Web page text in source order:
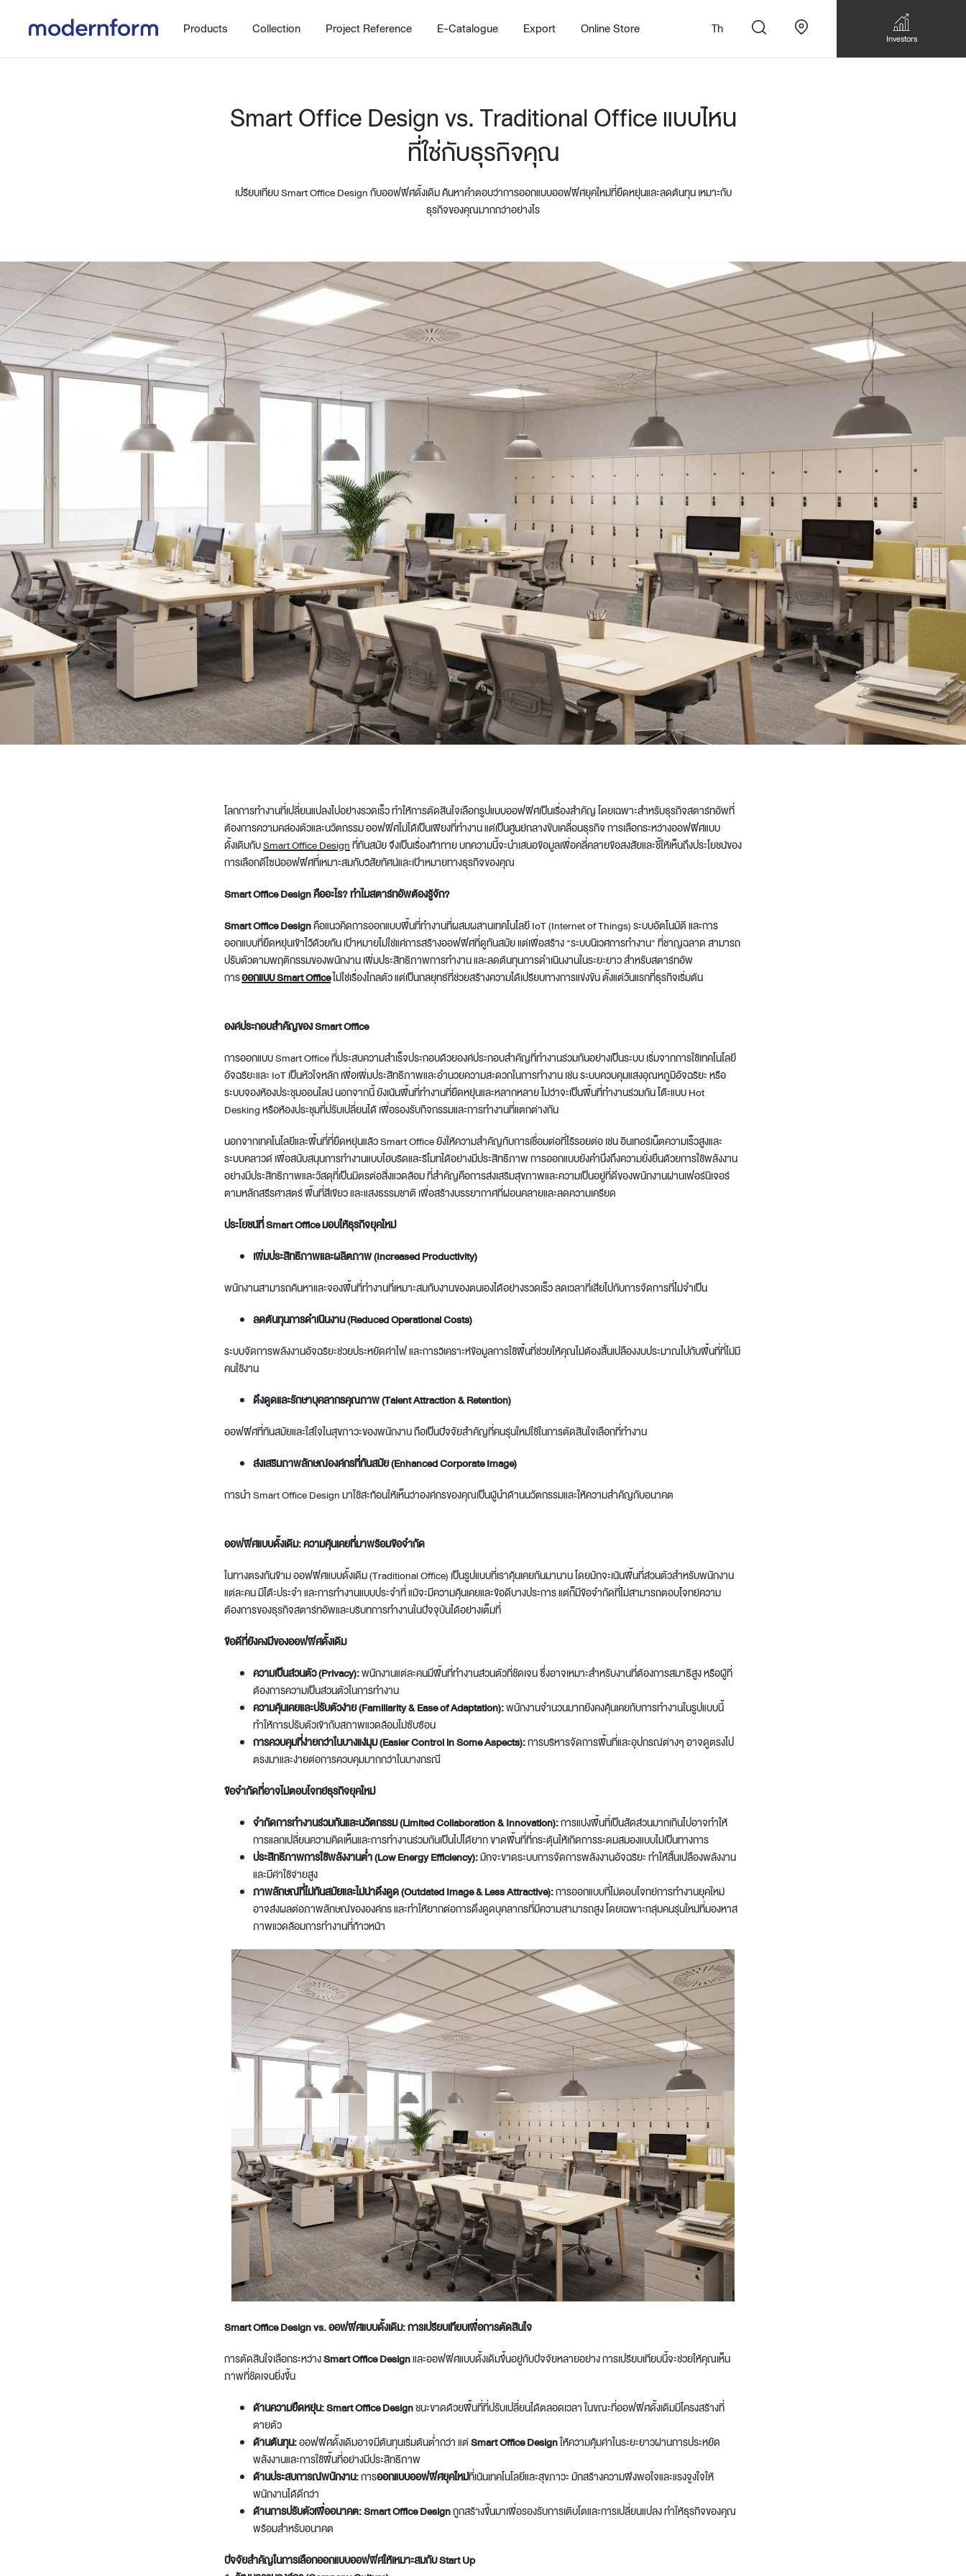
Products
Workspace
Executive
Meeting & Conference
Lounge area
Collaboration space
Storage
Itoki
Adjustable desk
Working accessories
Home
Dining room
Bedroom
Wordrobe
Kitchen Accessories
Barstool
Trolley
Bookshelf & Multimedia
Wall decoration
Walk-in closet
Wardrobe
Partition & Sliding Door
Hardware & Fitting
Furniture Fitting
Architectural Hardware
Surfacing and Flooring Material
Fire-rated & Decorative Doors
Elevator Decoration
Higold
Kitchen Tall Unit Basket
Kitchen Pull Out Basket
Kitchen Corner Basket
Kitchen Wall Cabinet
Kitchen Base Unit Basket
Kitchen Accessories
Collection
Working Design Solution
สไตล์
Ergonomic Recliner
Design Awards
Collection
View More Collection
Project Reference E-Catalogue Export Online Store Th
Investors
Smart Office Design vs. Traditional Office แบบไหน
ที่ใช่กับธุรกิจคุณ
เปรียบเทียบ Smart Office Design กับออฟฟิศดั้งเดิม ค้นหาคำตอบว่าการออกแบบออฟฟิศยุคใหม่ที่ยืดหยุ่นและลดต้นทุน เหมาะกับ
ธุรกิจของคุณมากกว่าอย่างไร
โลกการทำงานที่เปลี่ยนแปลงไปอย่างรวดเร็ว ทำให้การตัดสินใจเลือกรูปแบบออฟฟิศเป็นเรื่องสำคัญ โดยเฉพาะสำหรับธุรกิจสตาร์ทอัพที่
ต้องการความคล่องตัวและนวัตกรรม ออฟฟิศไม่ได้เป็นเพียงที่ทำงาน แต่เป็นศูนย์กลางขับเคลื่อนธุรกิจ การเลือกระหว่างออฟฟิศแบบ
ดั้งเดิมกับSmart Office Designที่ทันสมัย จึงเป็นเรื่องท้าทาย บทความนี้จะนำเสนอข้อมูลเพื่อคลี่คลายข้อสงสัยและชี้ให้เห็นถึงประโยชน์ของ
การเลือกดีไซน์ออฟฟิศที่เหมาะสมกับวิสัยทัศน์และเป้าหมายทางธุรกิจของคุณ
Smart Office Design คืออะไร? ทำไมสตาร์ทอัพต้องรู้จัก?
Smart Office Designคือแนวคิดการออกแบบพื้นที่ทำงานที่ผสมผสานเทคโนโลยี IoT (Internet of Things) ระบบอัตโนมัติ และการ
ออกแบบที่ยืดหยุ่นเข้าไว้ด้วยกัน เป้าหมายไม่ใช่แค่การสร้างออฟฟิศที่ดูทันสมัย แต่เพื่อสร้าง "ระบบนิเวศการทำงาน" ที่ชาญฉลาด สามารถ
ปรับตัวตามพฤติกรรมของพนักงาน เพิ่มประสิทธิภาพการทำงาน และลดต้นทุนการดำเนินงานในระยะยาว สำหรับสตาร์ทอัพ
การออกแบบ Smart Officeไม่ใช่เรื่องไกลตัว แต่เป็นกลยุทธ์ที่ช่วยสร้างความได้เปรียบทางการแข่งขัน ตั้งแต่วันแรกที่ธุรกิจเริ่มต้น
องค์ประกอบสำคัญของ Smart Office
การออกแบบ Smart Office ที่ประสบความสำเร็จประกอบด้วยองค์ประกอบสำคัญที่ทำงานร่วมกันอย่างเป็นระบบ เริ่มจากการใช้เทคโนโลยี
อัจฉริยะและ IoT เป็นหัวใจหลัก เพื่อเพิ่มประสิทธิภาพและอำนวยความสะดวกในการทำงาน เช่น ระบบควบคุมแสงอุณหภูมิอัจฉริยะ หรือ
ระบบจองห้องประชุมออนไลน์ นอกจากนี้ ยังเน้นพื้นที่ทำงานที่ยืดหยุ่นและหลากหลาย ไม่ว่าจะเป็นพื้นที่ทำงานร่วมกัน โต๊ะแบบ Hot
Desking หรือห้องประชุมที่ปรับเปลี่ยนได้ เพื่อรองรับกิจกรรมและการทำงานที่แตกต่างกัน
นอกจากเทคโนโลยีและพื้นที่ที่ยืดหยุ่นแล้ว Smart Office ยังให้ความสำคัญกับการเชื่อมต่อที่ไร้รอยต่อ เช่น อินเทอร์เน็ตความเร็วสูงและ
ระบบคลาวด์ เพื่อสนับสนุนการทำงานแบบไฮบริดและรีโมทได้อย่างมีประสิทธิภาพ การออกแบบยังคำนึงถึงความยั่งยืนด้วยการใช้พลังงาน
อย่างมีประสิทธิภาพและวัสดุที่เป็นมิตรต่อสิ่งแวดล้อม ที่สำคัญคือการส่งเสริมสุขภาพและความเป็นอยู่ที่ดีของพนักงานผ่านเฟอร์นิเจอร์
ตามหลักสรีรศาสตร์ พื้นที่สีเขียว และแสงธรรมชาติ เพื่อสร้างบรรยากาศที่ผ่อนคลายและลดความเครียด
ประโยชน์ที่ Smart Office มอบให้ธุรกิจยุคใหม่
เพิ่มประสิทธิภาพและผลิตภาพ (Increased Productivity)
พนักงานสามารถค้นหาและจองพื้นที่ทำงานที่เหมาะสมกับงานของตนเองได้อย่างรวดเร็ว ลดเวลาที่เสียไปกับการจัดการที่ไม่จำเป็น
ลดต้นทุนการดำเนินงาน (Reduced Operational Costs)
ระบบจัดการพลังงานอัจฉริยะช่วยประหยัดค่าไฟ และการวิเคราะห์ข้อมูลการใช้พื้นที่ช่วยให้คุณไม่ต้องสิ้นเปลืองงบประมาณไปกับพื้นที่ที่ไม่มี
คนใช้งาน
ดึงดูดและรักษาบุคลากรคุณภาพ (Talent Attraction & Retention)
ออฟฟิศที่ทันสมัยและใส่ใจในสุขภาวะของพนักงาน ถือเป็นปัจจัยสำคัญที่คนรุ่นใหม่ใช้ในการตัดสินใจเลือกที่ทำงาน
ส่งเสริมภาพลักษณ์องค์กรที่ทันสมัย (Enhanced Corporate Image)
การนำSmart Office Designมาใช้สะท้อนให้เห็นว่าองค์กรของคุณเป็นผู้นำด้านนวัตกรรมและให้ความสำคัญกับอนาคต
ออฟฟิศแบบดั้งเดิม: ความคุ้นเคยที่มาพร้อมข้อจำกัด
ในทางตรงกันข้าม ออฟฟิศแบบดั้งเดิม (Traditional Office) เป็นรูปแบบที่เราคุ้นเคยกันมานาน โดยมักจะเน้นพื้นที่ส่วนตัวสำหรับพนักงาน
แต่ละคน มีโต๊ะประจำ และการทำงานแบบประจำที่ แม้จะมีความคุ้นเคยและข้อดีบางประการ แต่ก็มีข้อจำกัดที่ไม่สามารถตอบโจทย์ความ
ต้องการของธุรกิจสตาร์ทอัพและบริบทการทำงานในปัจจุบันได้อย่างเต็มที่
ข้อดีที่ยังคงมีของออฟฟิศดั้งเดิม
ความเป็นส่วนตัว (Privacy):พนักงานแต่ละคนมีพื้นที่ทำงานส่วนตัวที่ชัดเจน ซึ่งอาจเหมาะสำหรับงานที่ต้องการสมาธิสูง หรือผู้ที่
ต้องการความเป็นส่วนตัวในการทำงาน
ความคุ้นเคยและปรับตัวง่าย (Familiarity & Ease of Adaptation):พนักงานจำนวนมากยังคงคุ้นเคยกับการทำงานในรูปแบบนี้
ทำให้การปรับตัวเข้ากับสภาพแวดล้อมไม่ซับซ้อน
การควบคุมที่ง่ายกว่าในบางแง่มุม (Easier Control in Some Aspects):การบริหารจัดการพื้นที่และอุปกรณ์ต่างๆ อาจดูตรงไป
ตรงมาและง่ายต่อการควบคุมมากกว่าในบางกรณี
ข้อจำกัดที่อาจไม่ตอบโจทย์ธุรกิจยุคใหม่
จำกัดการทำงานร่วมกันและนวัตกรรม (Limited Collaboration & Innovation):การแบ่งพื้นที่เป็นสัดส่วนมากเกินไปอาจทำให้
การแลกเปลี่ยนความคิดเห็นและการทำงานร่วมกันเป็นไปได้ยาก ขาดพื้นที่ที่กระตุ้นให้เกิดการระดมสมองแบบไม่เป็นทางการ
ประสิทธิภาพการใช้พลังงานต่ำ (Low Energy Efficiency):มักจะขาดระบบการจัดการพลังงานอัจฉริยะ ทำให้สิ้นเปลืองพลังงาน
และมีค่าใช้จ่ายสูง
ภาพลักษณ์ที่ไม่ทันสมัยและไม่น่าดึงดูด (Outdated Image & Less Attractive):การออกแบบที่ไม่ตอบโจทย์การทำงานยุคใหม่
อาจส่งผลต่อภาพลักษณ์ขององค์กร และทำให้ยากต่อการดึงดูดบุคลากรที่มีความสามารถสูง โดยเฉพาะกลุ่มคนรุ่นใหม่ที่มองหาส
ภาพแวดล้อมการทำงานที่ก้าวหน้า
Smart Office Design vs. ออฟฟิศแบบดั้งเดิม: การเปรียบเทียบเพื่อการตัดสินใจ
การตัดสินใจเลือกระหว่างSmart Office Designและออฟฟิศแบบดั้งเดิมขึ้นอยู่กับปัจจัยหลายอย่าง การเปรียบเทียบนี้จะช่วยให้คุณเห็น
ภาพที่ชัดเจนยิ่งขึ้น
ด้านความยืดหยุ่น:Smart Office Designชนะขาดด้วยพื้นที่ที่ปรับเปลี่ยนได้ตลอดเวลา ในขณะที่ออฟฟิศดั้งเดิมมีโครงสร้างที่
ตายตัว
ด้านต้นทุน:ออฟฟิศดั้งเดิมอาจมีต้นทุนเริ่มต้นต่ำกว่า แต่Smart Office Designให้ความคุ้มค่าในระยะยาวผ่านการประหยัด
พลังงานและการใช้พื้นที่อย่างมีประสิทธิภาพ
ด้านประสบการณ์พนักงาน:การออกแบบออฟฟิศยุคใหม่ที่เน้นเทคโนโลยีและสุขภาวะ มักสร้างความพึงพอใจและแรงจูงใจให้
พนักงานได้ดีกว่า
ด้านการปรับตัวเพื่ออนาคต:Smart Office Designถูกสร้างขึ้นมาเพื่อรองรับการเติบโตและการเปลี่ยนแปลง ทำให้ธุรกิจของคุณ
พร้อมสำหรับอนาคต
ปัจจัยสำคัญในการเลือกออกแบบออฟฟิศให้เหมาะสมกับ Start Up